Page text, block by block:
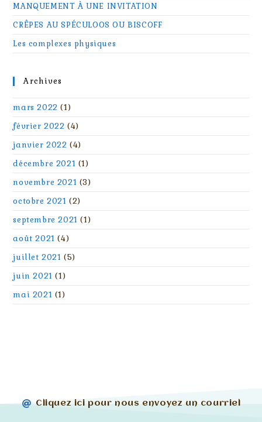
MANQUEMENT À UNE INVITATION
CRÊPES AU SPÉCULOOS OU BISCOFF
Les complexes physiques
Archives
mars 2022 (1)
février 2022 (4)
janvier 2022 (4)
décembre 2021 (1)
novembre 2021 (3)
octobre 2021 (2)
septembre 2021 (1)
août 2021 (4)
juillet 2021 (5)
juin 2021 (1)
mai 2021 (1)
Cliquez ici pour nous envoyez un courriel